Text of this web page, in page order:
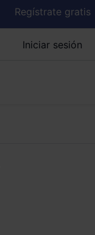
Regístrate gratis
Iniciar sesión